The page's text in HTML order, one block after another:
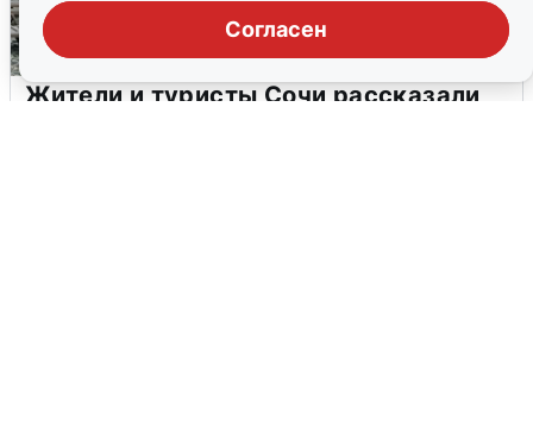
Согласен
Жители и туристы Сочи рассказали